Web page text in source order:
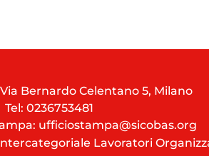
Bernardo Celentano 5, Milano
Tel: 0236753481
ufficiostampa@sicobas.org
Lavoratori